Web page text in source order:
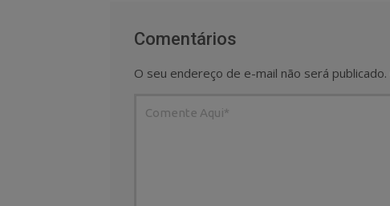
Comentários
O seu endereço de e-mail não será publicado.